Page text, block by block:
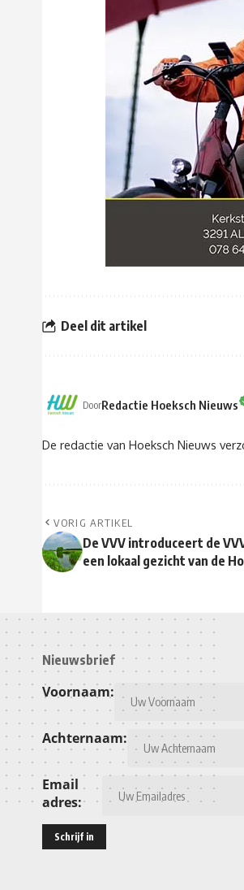
Deel dit artikel
DoorRedactie Hoeksch Nieuws
De redactie van Hoeksch Nieuws
VORIG ARTIKEL
De VVV introduceert de
een lokaal gezicht van de
Nieuwsbrief
Voornaam:
Achternaam:
Email
adres: